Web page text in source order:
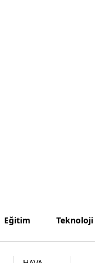
Eğitim Teknoloji